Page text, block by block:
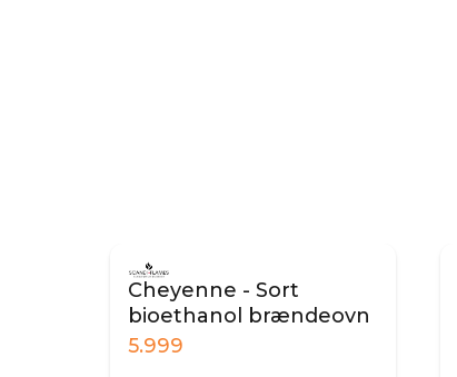
Cheyenne - Sort
bioethanol brændeovn
5.999